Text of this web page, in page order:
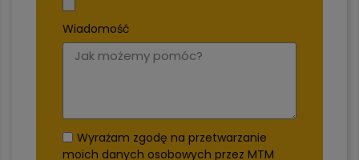
Wiadomość
Wyrażam zgodę na przetwarzanie
moich danych osobowych przez MTM